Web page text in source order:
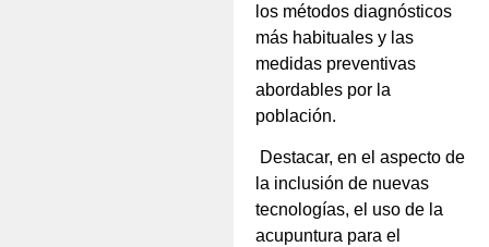
los métodos diagnósticos
más habituales y las
medidas preventivas
abordables por la
población.
Destacar, en el aspecto de
la inclusión de nuevas
tecnologías, el uso de la
acupuntura para el